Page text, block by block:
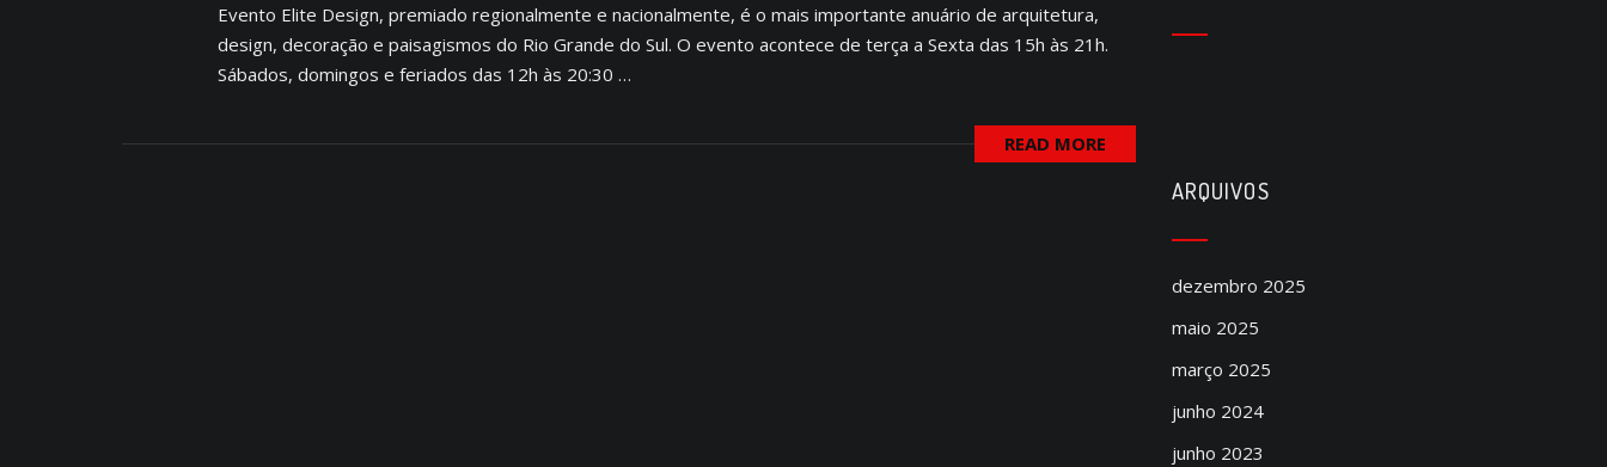
Evento Elite Design, premiado regionalmente e nacionalmente, é o mais importante anuário de arquitetura,
design, decoração e paisagismos do Rio Grande do Sul. O evento acontece de terça a Sexta das 15h às 21h.
Sábados, domingos e feriados das 12h às 20:30 …
READ MORE
ARQUIVOS
dezembro 2025
maio 2025
março 2025
junho 2024
junho 2023